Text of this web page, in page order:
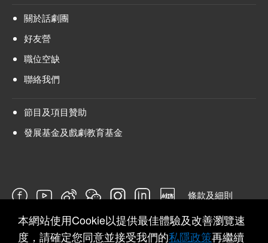
關於話劇團
好友營
職位空缺
聯絡我們
節目及項目贊助
發展基金及戲劇教育基金
條款及細則
問卷
本網站使用Cookie以提供最佳體驗及改善瀏覽速
度，請確定您同意並接受我們的私隱政策再繼續